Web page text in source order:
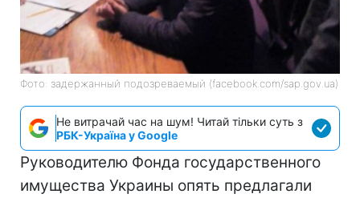
Фото: задержанный подозреваемый (facebook.com/sap.gov.ua)
Не витрачай час на шум! Читай тільки суть з
РБК-Україна у Google
Руководителю Фонда государственного
имущества Украины опять предлагали